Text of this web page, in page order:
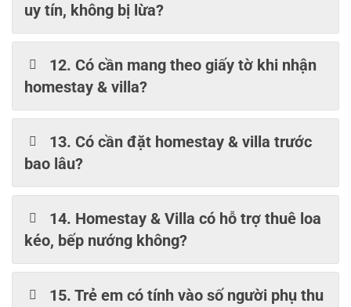
uy tín, không bị lừa?
12. Có cần mang theo giấy tờ khi nhận
homestay & villa?
13. Có cần đặt homestay & villa trước
bao lâu?
14. Homestay & Villa có hỗ trợ thuê loa
kéo, bếp nướng không?
15. Trẻ em có tính vào số người phụ thu